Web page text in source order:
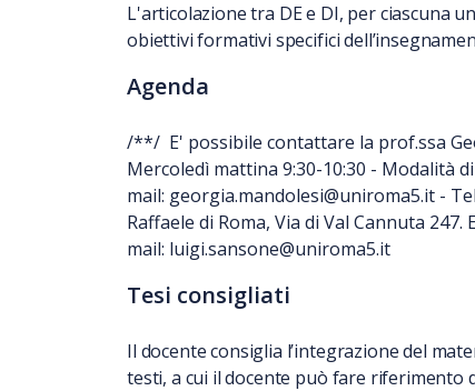
L'articolazione tra DE e DI, per ciascuna
obiettivi formativi specifici
Agenda
/**/ E' possibile contattare la prof.ssa
Mercoledì mattina 9:30-10:30 - Modalità
mail: georgia.mandolesi@uniroma5.it -
Raffaele di Roma, Via di Val Cannuta
mail: luigi.sansone@uniroma5.it
Tesi consigliati
Il docente consiglia l’integrazione del
testi, a cui il docente può fare riferimento